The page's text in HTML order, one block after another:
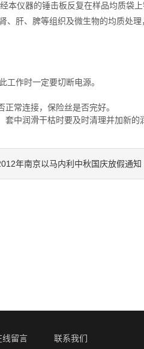
本仪器的锤击板反复在样品均质袋上
肝、脾等组织及微生物的均质处理
工作时一定要切断电源。
常连接，保险丝是否完好。
中润滑干枯时要及时清理并加新的
年南京以马内利中秋国庆放假通知
线留言 联系我们